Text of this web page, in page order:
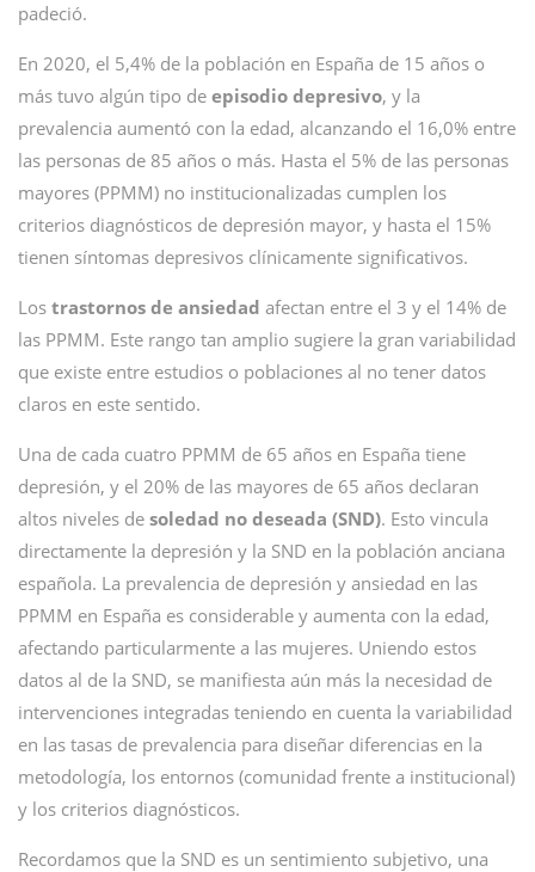
padeció.
En 2020, el 5,4% de la población en España de 15 años o
más tuvo algún tipo de episodio depresivo, y la
prevalencia aumentó con la edad, alcanzando el 16,0% entre
las personas de 85 años o más. Hasta el 5% de las personas
mayores (PPMM) no institucionalizadas cumplen los
criterios diagnósticos de depresión mayor, y hasta el 15%
tienen síntomas depresivos clínicamente significativos.
Los trastornos de ansiedad afectan entre el 3 y el 14% de
las PPMM. Este rango tan amplio sugiere la gran variabilidad
que existe entre estudios o poblaciones al no tener datos
claros en este sentido.
Una de cada cuatro PPMM de 65 años en España tiene
depresión, y el 20% de las mayores de 65 años declaran
altos niveles de soledad no deseada (SND). Esto vincula
directamente la depresión y la SND en la población anciana
española. La prevalencia de depresión y ansiedad en las
PPMM en España es considerable y aumenta con la edad,
afectando particularmente a las mujeres. Uniendo estos
datos al de la SND, se manifiesta aún más la necesidad de
intervenciones integradas teniendo en cuenta la variabilidad
en las tasas de prevalencia para diseñar diferencias en la
metodología, los entornos (comunidad frente a institucional)
y los criterios diagnósticos.
Recordamos que la SND es un sentimiento subjetivo, una